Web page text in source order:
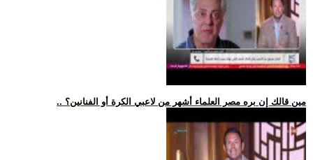
.. مين قالك إن بره مصر العلماء أشهر من لاعبي الكرة أو الفنانين؟